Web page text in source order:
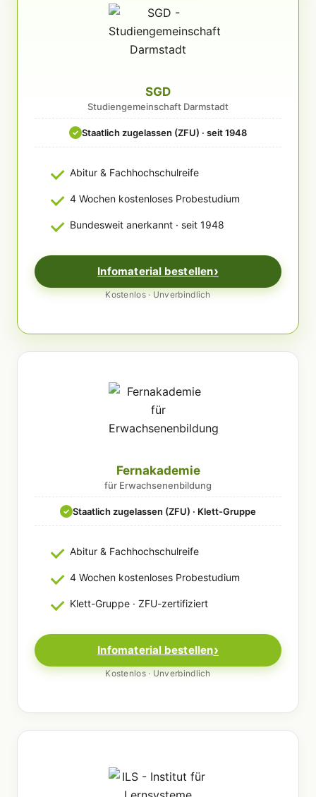
SGD
Studiengemeinschaft Darmstadt
✓ Staatlich zugelassen (ZFU) · seit 1948
Abitur & Fachhochschulreife
4 Wochen kostenloses Probestudium
Bundesweit anerkannt · seit 1948
Infomaterial bestellen
Kostenlos · Unverbindlich
Fernakademie
für Erwachsenenbildung
✓ Staatlich zugelassen (ZFU) · Klett-Gruppe
Abitur & Fachhochschulreife
4 Wochen kostenloses Probestudium
Klett-Gruppe · ZFU-zertifiziert
Infomaterial bestellen
Kostenlos · Unverbindlich